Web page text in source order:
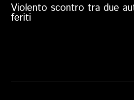
Violento scontro tra due
feriti